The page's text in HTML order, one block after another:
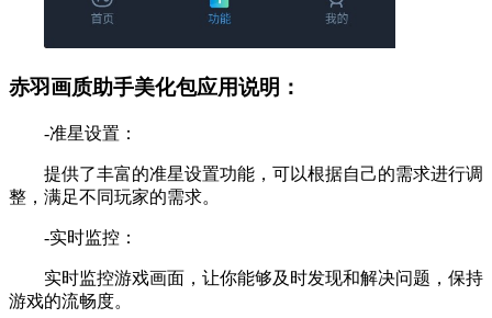
赤羽画质助手美化包应用说明：
-准星设置：
提供了丰富的准星设置功能，可以根据自己的需求进行调
整，满足不同玩家的需求。
-实时监控：
实时监控游戏画面，让你能够及时发现和解决问题，保持
游戏的流畅度。